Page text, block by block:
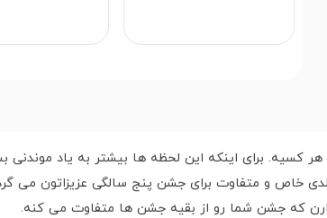
کسیه. برای اینکه این لحظه ها بیشتر به یاد موندنی
که جشن شما رو از بقیه جشن ها متفاوت می کنه.